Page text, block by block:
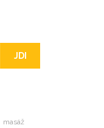
JDI
masáž